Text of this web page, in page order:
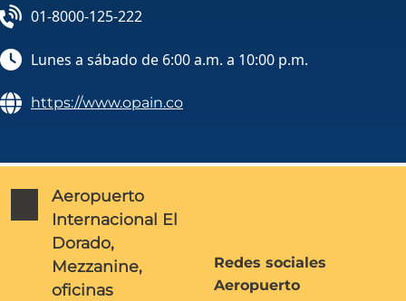
01-8000-125-222
Lunes a sábado de 6:00 a.m. a 10:00 p.m.
https://www.opain.co
Aeropuerto
Internacional El
Dorado,
Mezzanine,
oficinas
Redes sociales
Aeropuerto